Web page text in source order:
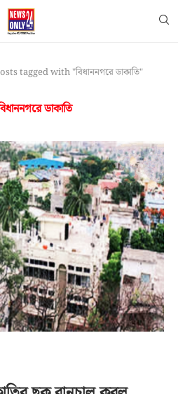
tagged with "বিধাননগরে ডাকাতি"
ডাকাতি